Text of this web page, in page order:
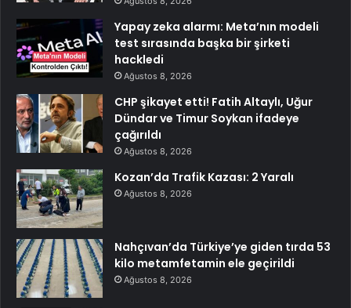
Yapay zeka alarmı: Meta’nın modeli
test sırasında başka bir şirketi
hackledi
Ağustos 8, 2026
CHP şikayet etti! Fatih Altaylı, Uğur
Dündar ve Timur Soykan ifadeye
çağırıldı
Ağustos 8, 2026
Kozan’da Trafik Kazası: 2 Yaralı
Ağustos 8, 2026
Nahçıvan’da Türkiye’ye giden tırda 53
kilo metamfetamin ele geçirildi
Ağustos 8, 2026